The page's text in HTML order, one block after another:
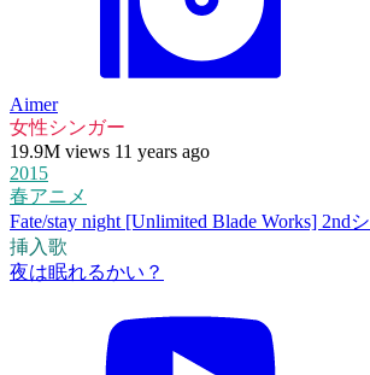
Aimer
女性シンガー
19.9M views 11 years ago
2015
春アニメ
Fate/stay night [Unlimited Blade Works] 2nd
挿入歌
夜は眠れるかい？